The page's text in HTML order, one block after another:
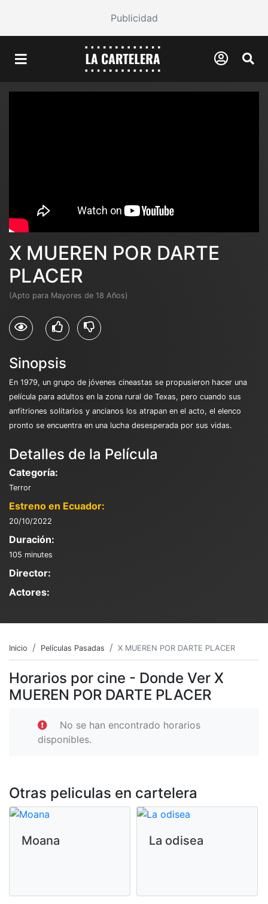
Publicidad
X MUEREN POR DARTE
PLACER
(Apto para Mayores de 18 Años)
Sinopsis
En 1979, un grupo de jóvenes cineastas se propusieron hacer una
película para adultos en la zona rural de Texas, pero cuando sus
anfitriones solitarios y ancianos los atrapan en el acto, el elenco
pronto se encuentra en una lucha desesperada por sus vidas.
Detalles de la Película
Categoría:
Terror
Estreno en Ecuador:
20/10/2022
Duración:
105 minutes
Director:
Actores:
Inicio Películas Pasadas X MUEREN POR DARTE PLACER
Horarios por cine - Donde Ver X
MUEREN POR DARTE PLACER
No se han encontrado horarios
disponibles.
Otras peliculas en cartelera
Moana La odisea